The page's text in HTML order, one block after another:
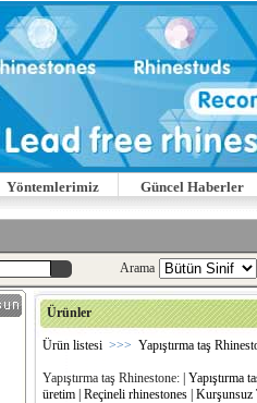
Yöntemlerimiz
Güncel Haberler
Arama
Ürünler
Ürün listesi >>> Yapıştırma taş
Yapıştırma taş Rhinestone: | Yapıştırma
üretim | Reçineli rhinestones |